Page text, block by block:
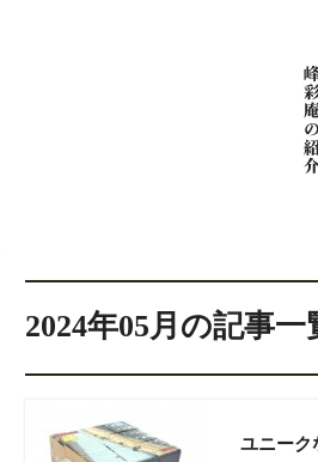
2024年05月の記事一
ユニー